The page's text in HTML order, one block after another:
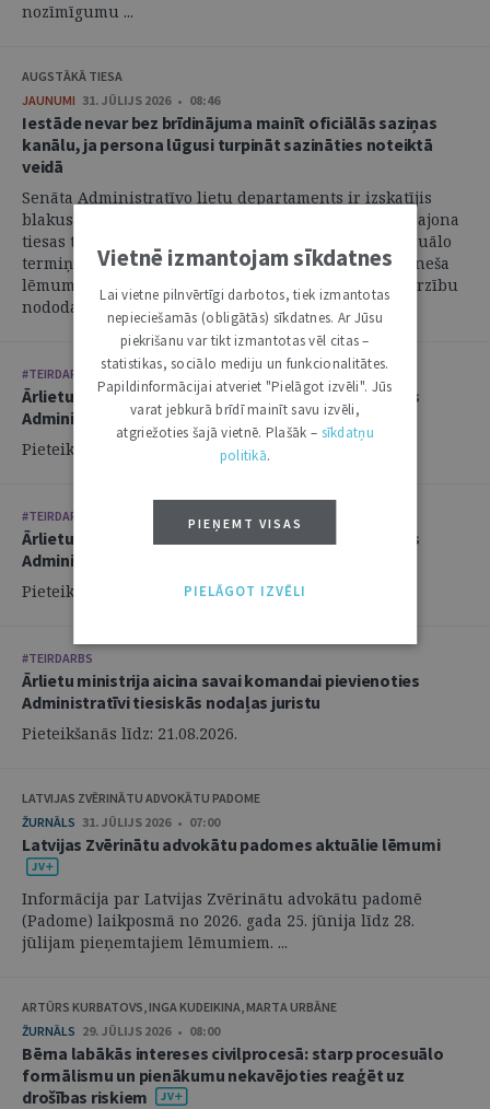
nozīmīgumu ...
AUGSTĀKĀ TIESA
JAUNUMI 31. JŪLIJS 2026 • 08:46
Iestāde nevar bez brīdinājuma mainīt oficiālās saziņas
kanālu, ja persona lūgusi turpināt sazināties noteiktā
veidā
Senāta Administratīvo lietu departaments ir izskatījis
blakus sūdzību, kas iesniegta par Administratīvās rajona
tiesas tiesneša atteikšanos atjaunot nokavēto procesuālo
termiņu un pieņemt pieteikumu, un atzinis, ka tiesneša
lēmums ir atceļams un jautājums par pieteikuma virzību
nododams jaunai izskatīšanai. ...
#TEIRDARBS
Ārlietu ministrija aicina savai komandai pievienoties
Administratīvi tiesiskās nodaļas vecāko juristu
Pieteikšanās līdz: 21.08.2026.
#TEIRDARBS
Ārlietu ministrija aicina savai komandai pievienoties
Administratīvi tiesiskās nodaļas juristu
Pieteikšanās līdz: 21.08.2026.
#TEIRDARBS
Ārlietu ministrija aicina savai komandai pievienoties
Administratīvi tiesiskās nodaļas juristu
Pieteikšanās līdz: 21.08.2026.
LATVIJAS ZVĒRINĀTU ADVOKĀTU PADOME
ŽURNĀLS 31. JŪLIJS 2026 • 07:00
Latvijas Zvērinātu advokātu padomes aktuālie lēmumi
Informācija par Latvijas Zvērinātu advokātu padomē
(Padome) laikposmā no 2026. gada 25. jūnija līdz 28.
jūlijam pieņemtajiem lēmumiem. ...
ARTŪRS KURBATOVS, INGA KUDEIKINA, MARTA URBĀNE
ŽURNĀLS 29. JŪLIJS 2026 • 08:00
Bērna labākās intereses civilprocesā: starp procesuālo
formālismu un pienākumu nekavējoties reaģēt uz
drošības riskiem
Vietnē izmantojam sīkdatnes
Lai vietne pilnvērtīgi darbotos, tiek izmantotas
nepieciešamās (obligātās) sīkdatnes. Ar Jūsu
piekrišanu var tikt izmantotas vēl citas –
statistikas, sociālo mediju un funkcionalitātes.
Papildinformācijai atveriet "Pielāgot izvēli". Jūs
varat jebkurā brīdī mainīt savu izvēli,
atgriežoties šajā vietnē. Plašāk – sīkdatņu
politikā.
PIEŅEMT VISAS
PIELĀGOT IZVĒLI